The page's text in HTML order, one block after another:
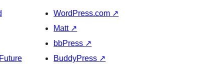
WordPress.com ↗
Matt ↗
bbPress ↗
BuddyPress ↗